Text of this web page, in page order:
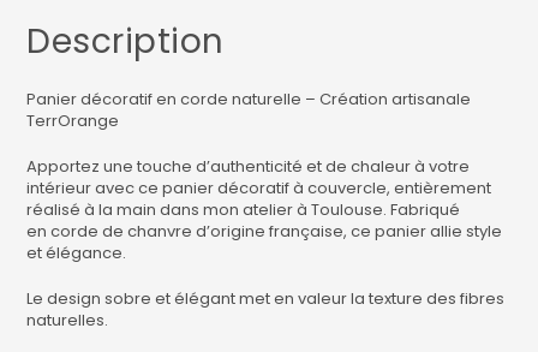
Description
Panier décoratif en corde naturelle – Création artisanale
TerrOrange
Apportez une touche d’authenticité et de chaleur à votre
intérieur avec ce panier décoratif à couvercle, entièrement
réalisé à la main dans mon atelier à Toulouse. Fabriqué
en corde de chanvre d’origine française, ce panier allie style
et élégance.
Le design sobre et élégant met en valeur la texture des fibres
naturelles.